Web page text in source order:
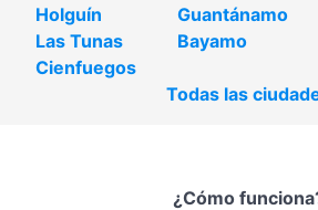
Holguín Guantánamo
Las Tunas
Bayamo
Cienfuegos
Todas las
¿Cómo